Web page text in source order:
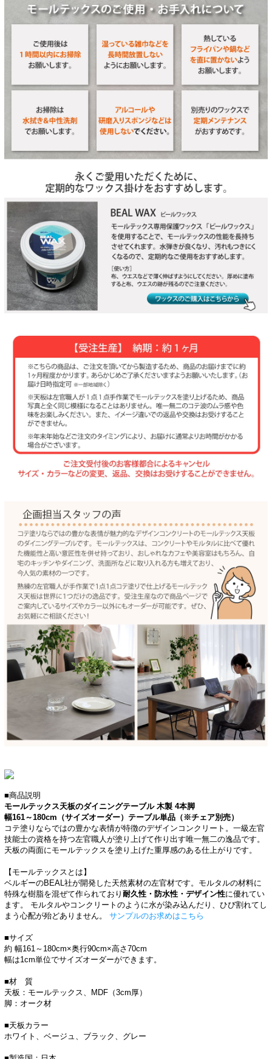
■商品説明
モールテックス天板のダイニングテーブル 木製 4本脚
幅161～180cm（サイズオーダー）テーブル単品（※チェア別売）
コテ塗りならではの豊かな表情が特徴のデザインコンクリート。一級左官
技能士の資格を持つ左官職人が塗り上げて作り出す唯一無二の逸品です。
天板の両面にモールテックスを塗り上げた重厚感のある仕上がりです。
【モールテックスとは】
ベルギーのBEAL社が開発した天然素材の左官材です。モルタルの材料に
特殊な樹脂を混ぜて作られており 耐久性・防水性・デザイン性に優れてい
ます。 モルタルやコンクリートのように水が染み込んだり、ひび割れてし
まう心配が殆どありません。 サンプルのお求めはこちら
■サイズ
約 幅161～180cm×奥行90cm×高さ70cm
幅は1cm単位でサイズオーダーができます。
■材 質
天板：モールテックス、MDF（3cm厚）
脚：オーク材
■天板カラー
ホワイト、ベージュ、ブラック、グレー